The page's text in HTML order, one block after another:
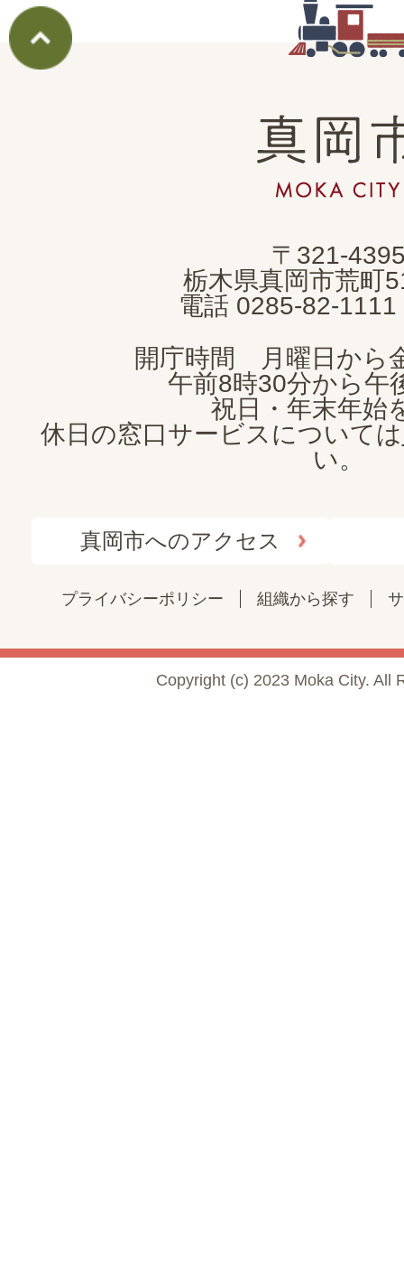
真
岡
市
CITY
〒321-
栃木県真岡市荒町
電話 0285-82-1111
開庁時間 月曜日から
午前8時30分から午
祝日・年末年始
休日の窓口サービスについては
い。
真岡市へのアクセス
プライバシーポリシー 組織から探す
Copyright (c) 2023 Moka City. All